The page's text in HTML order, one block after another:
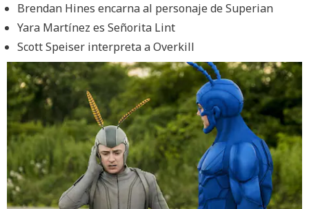
Brendan Hines encarna al personaje de Superian
Yara Martínez es Señorita Lint
Scott Speiser interpreta a Overkill